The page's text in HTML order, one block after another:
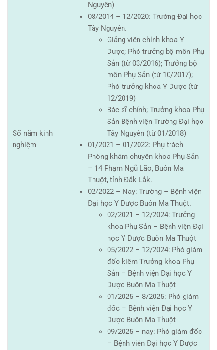
Số năm kinh
nghiệm
Nguyên)
08/2014 – 12/2020: Trường Đại học
Tây Nguyên.
Giảng viên chính khoa Y
Dược; Phó trưởng bộ môn Phụ
Sản (từ 03/2016); Trưởng bộ
môn Phụ Sản (từ 10/2017);
Phó trưởng khoa Y Dược (từ
12/2019)
Bác sĩ chính; Trưởng khoa Phụ
Sản Bệnh viện Trường Đại học
Tây Nguyên (từ 01/2018)
01/2021 – 01/2022: Phụ trách
Phòng khám chuyên khoa Phụ Sản
– 14 Phạm Ngũ Lão, Buôn Ma
Thuột, tỉnh Đắk Lắk.
02/2022 – Nay: Trường – Bệnh viện
Đại học Y Dược Buôn Ma Thuột.
02/2021 – 12/2024: Trưởng
khoa Phụ Sản – Bệnh viện Đại
học Y Dược Buôn Ma Thuột
05/2022 – 12/2024: Phó giám
đốc kiêm Trưởng khoa Phụ
Sản – Bệnh viện Đại học Y
Dược Buôn Ma Thuột
01/2025 – 8/2025: Phó giám
đốc – Bệnh viện Đại học Y
Dược Buôn Ma Thuột
09/2025 – nay: Phó giám đốc
– Bệnh viện Đại học Y Dược